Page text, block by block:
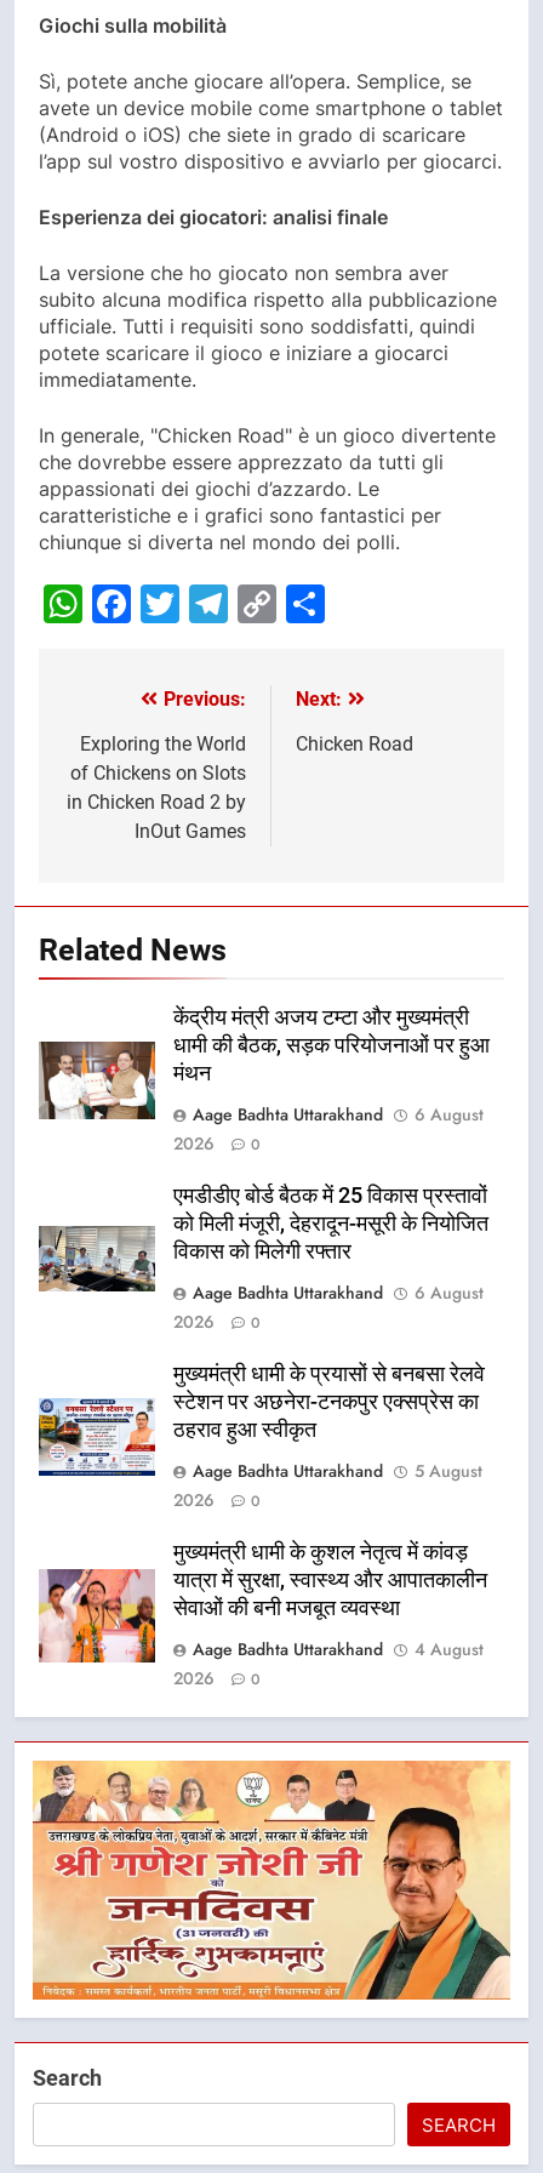
Giochi sulla mobilità
Sì, potete anche giocare all’opera. Semplice, se
avete un device mobile come smartphone o tablet
(Android o iOS) che siete in grado di scaricare
l’app sul vostro dispositivo e avviarlo per giocarci.
Esperienza dei giocatori: analisi finale
La versione che ho giocato non sembra aver
subito alcuna modifica rispetto alla pubblicazione
ufficiale. Tutti i requisiti sono soddisfatti, quindi
potete scaricare il gioco e iniziare a giocarci
immediatamente.
In generale, "Chicken Road" è un gioco divertente
che dovrebbe essere apprezzato da tutti gli
appassionati dei giochi d’azzardo. Le
caratteristiche e i grafici sono fantastici per
chiunque si diverta nel mondo dei polli.
WhatsApp
Facebook
Twitter
Telegram
Copy
navigation
Previous:
Exploring the World
of Chickens on Slots
in Chicken Road 2 by
InOut Games
Next:
Chicken Road
Related News
केंद्रीय मंत्री अजय टम्टा और मुख्यमंत्री
धामी की बैठक, सड़क परियोजनाओं पर हुआ
मंथन
Aage Badhta Uttarakhand
6 August
2026
0
एमडीडीए बोर्ड बैठक में 25 विकास प्रस्तावों
को मिली मंजूरी, देहरादून-मसूरी के नियोजित
विकास को मिलेगी रफ्तार
Aage Badhta Uttarakhand
6 August
2026
0
मुख्यमंत्री धामी के प्रयासों से बनबसा रेलवे
स्टेशन पर अछनेरा-टनकपुर एक्सप्रेस का
ठहराव हुआ स्वीकृत
Aage Badhta Uttarakhand
5 August
2026
0
मुख्यमंत्री धामी के कुशल नेतृत्व में कांवड़
यात्रा में सुरक्षा, स्वास्थ्य और आपातकालीन
सेवाओं की बनी मजबूत व्यवस्था
Aage Badhta Uttarakhand
4 August
2026
0
Search
SEARCH
मुख्यमंत्री धामी के नेतृत्व में मसूरी बन रही